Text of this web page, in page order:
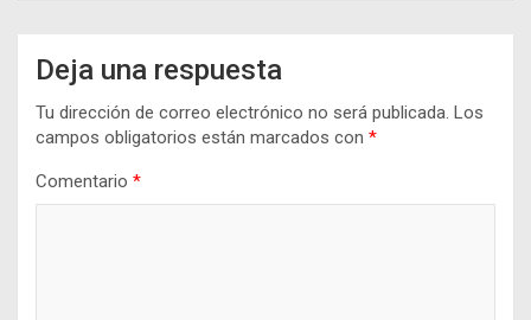
Deja una respuesta
Tu dirección de correo electrónico no será publicada. Los
campos obligatorios están marcados con *
Comentario *